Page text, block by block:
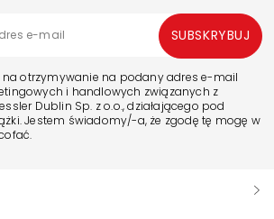
na otrzymywanie na podany adres e-mail
i handlowych związanych z
Dublin Sp. z o.o., działającego pod
Jestem świadomy/-a, że zgodę tę mogę w
SUBSKRYBUJ